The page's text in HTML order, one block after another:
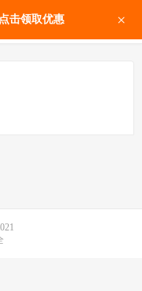
击领取优惠 ×